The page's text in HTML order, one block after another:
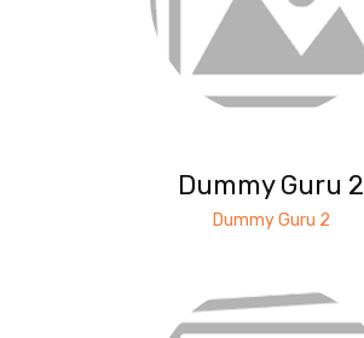
Dummy Guru 2
Dummy Guru 2